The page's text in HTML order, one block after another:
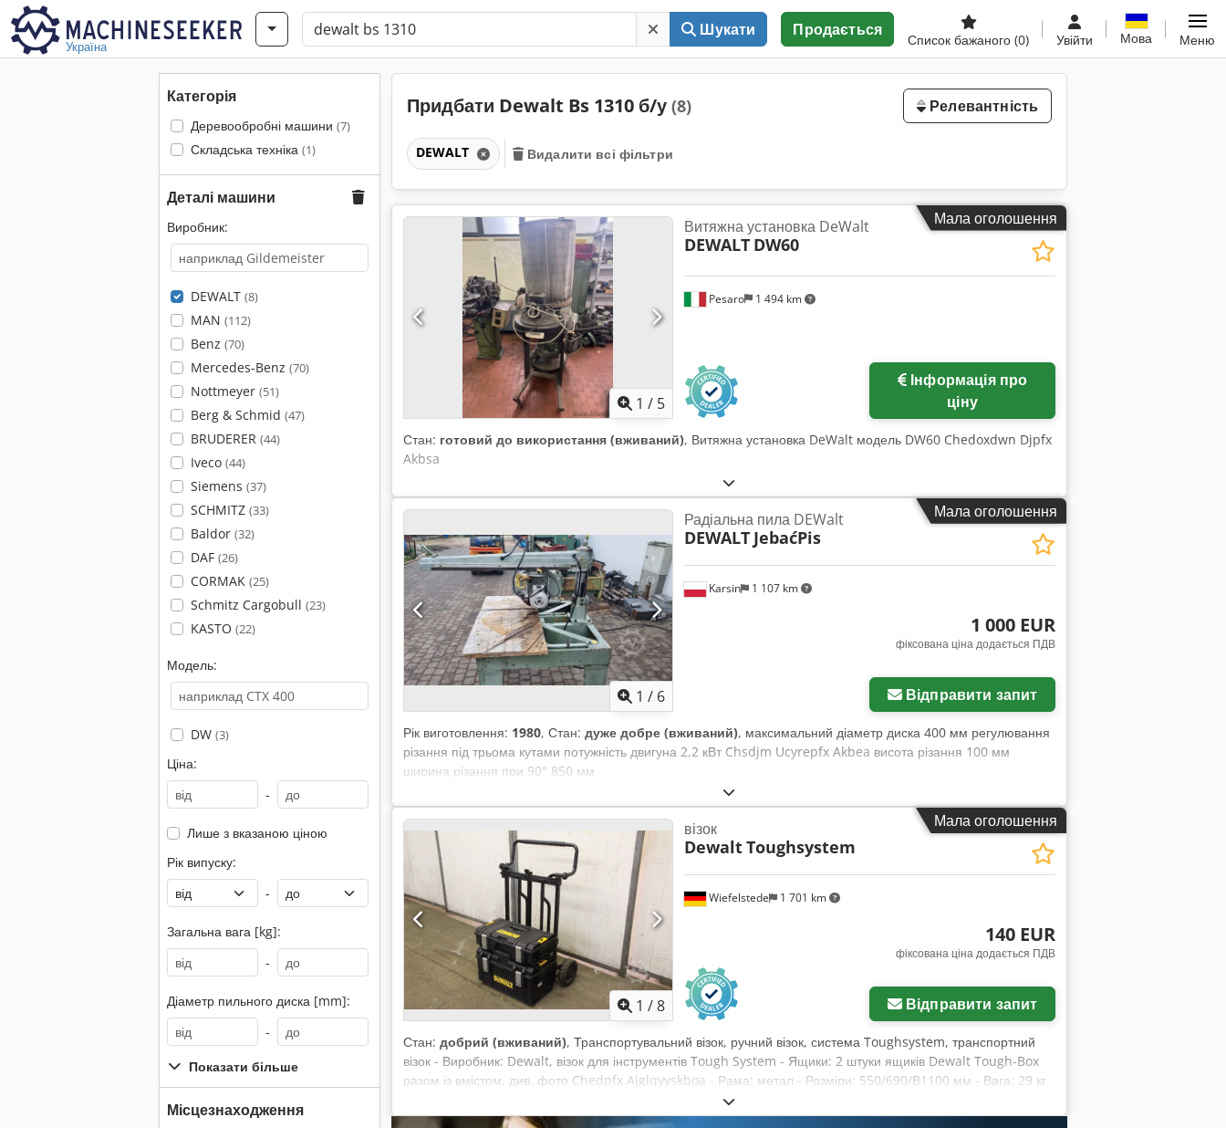
Україна
Шукати Продається
Список бажаного (0) Увійти Мова Меню
Категорія
Деревообробні машини (7)
Складська техніка (1)
Деталі машини
Виробник:
DEWALT (8)
MAN (112)
Benz (70)
Mercedes-Benz (70)
Nottmeyer (51)
Berg & Schmid (47)
BRUDERER (44)
Iveco (44)
Siemens (37)
SCHMITZ (33)
Baldor (32)
DAF (26)
CORMAK (25)
Schmitz Cargobull (23)
KASTO (22)
Модель:
DW (3)
Ціна:
-
Лише з вказаною ціною
Рік випуску:
-
Загальна вага [kg]:
-
Діаметр пильного диска [mm]:
-
Показати більше
Місцезнаходження
Придбати Dewalt Bs 1310 б/у (8) Релевантність
DEWALT Видалити всі фільтри
Мала оголошення
1 / 5
Pesaro 1 494 km
Витяжна установка DeWalt
DEWALT DW60
ціну
Стан: готовий до використання (вживаний), Витяжна установка DeWalt модель DW60 Chedoxdwn Djpfx
Akbsa
Мала оголошення
1 / 6
Karsin 1 107 km
Радіальна пила DEWalt
DEWALT JebaćPis
1 000 EUR
фіксована ціна додається ПДВ
Відправити запит
Рік виготовлення: 1980, Стан: дуже добре (вживаний), максимальний діаметр диска 400 мм регулювання
різання під трьома кутами потужність двигуна 2,2 кВт Chsdjm Ucyrepfx Akbea висота різання 100 мм
ширина різання при 90° 850 мм
Мала оголошення
1 /8
Wiefelstede 1 701 km
візок
DewaltToughsystem
140 EUR
фіксована ціна додається ПДВ
Відправити запит
Стан: добрий (вживаний), Транспортувальний візок, ручний візок, система Toughsystem, транспортний
візок - Виробник: Dewalt, візок для інструментів Tough System - Ящики: 2 штуки ящиків Dewalt Tough-Box
разом із вмістом, див. фото Chedpfx Ajglqyyskboa - Рама: метал - Розміри: 550/690/В1100 мм - Вага: 29 кг